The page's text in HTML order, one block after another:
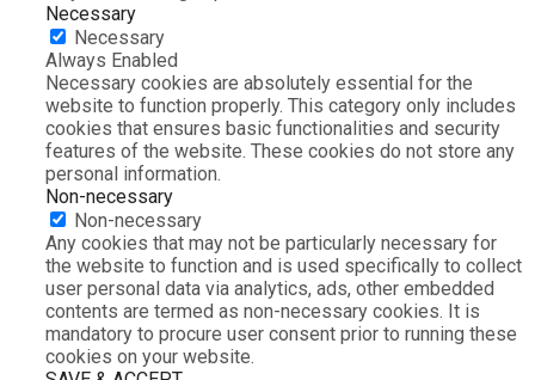
Necessary
Necessary
Always Enabled
Necessary cookies are absolutely essential for the
website to function properly. This category only includes
cookies that ensures basic functionalities and security
features of the website. These cookies do not store any
personal information.
Non-necessary
Non-necessary
Any cookies that may not be particularly necessary for
the website to function and is used specifically to collect
user personal data via analytics, ads, other embedded
contents are termed as non-necessary cookies. It is
mandatory to procure user consent prior to running these
cookies on your website.